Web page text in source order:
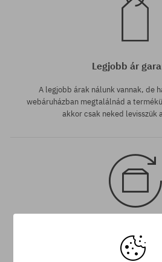
Legjobb ár
A legjobb árak nálunk vannak, de
webáruházban megtalálnád a
akkor csak neked levisszük
A termék visszaküldésére a csomag